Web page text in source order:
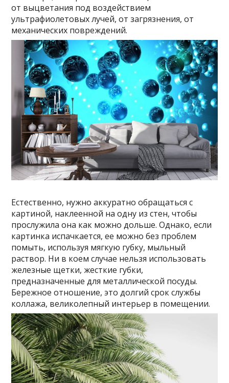
от выцветания под воздействием
ультрафиолетовых лучей, от загрязнения, от
механических повреждений.
Естественно, нужно аккуратно обращаться с
картиной, наклеенной на одну из стен, чтобы
прослужила она как можно дольше. Однако, если
картинка испачкается, ее можно без проблем
помыть, используя мягкую губку, мыльный
раствор. Ни в коем случае нельзя использовать
железные щетки, жесткие губки,
предназначенные для металлической посуды.
Бережное отношение, это долгий срок службы
коллажа, великолепный интерьер в помещении.